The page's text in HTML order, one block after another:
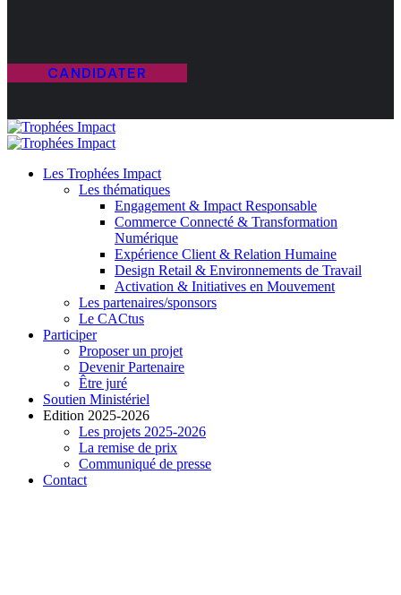
CANDIDATER
Les Trophées Impact
Les thématiques
Engagement & Impact Responsable
Commerce Connecté & Transformation
Numérique
Expérience Client & Relation Humaine
Design Retail & Environnements de Travail
Activation & Initiatives en Mouvement
Les partenaires/sponsors
Le CACtus
Participer
Proposer un projet
Devenir Partenaire
Être juré
Soutien Ministériel
Edition 2025-2026
Les projets 2025-2026
La remise de prix
Communiqué de presse
Contact